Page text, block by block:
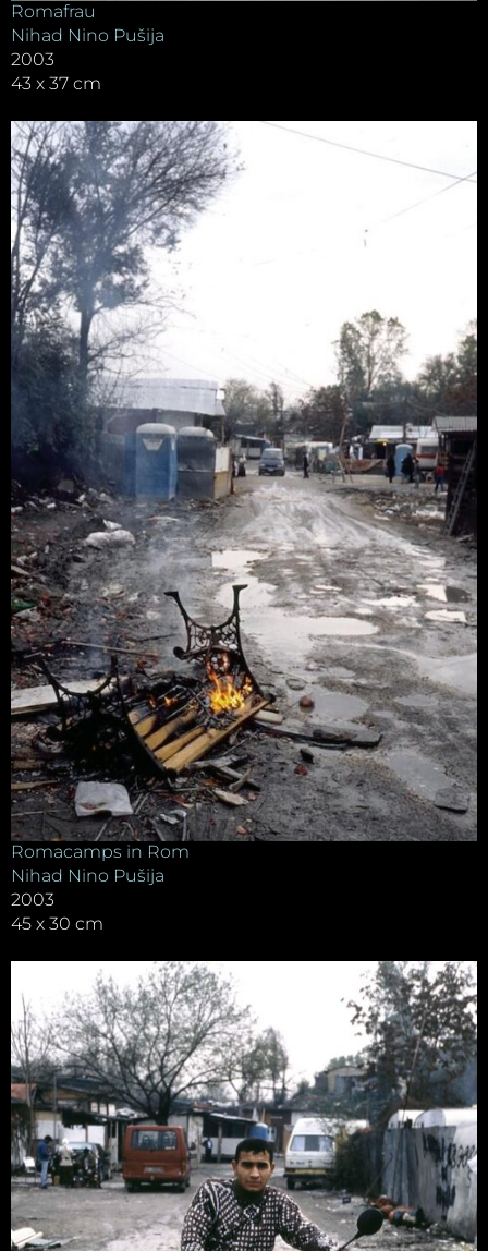
Romafrau
Nihad Nino Pušija
2003
43 x 37 cm
Romacamps in Rom
Nihad Nino Pušija
2003
45 x 30 cm